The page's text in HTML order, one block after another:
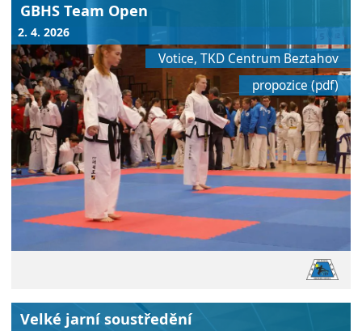
GBHS Team Open
2. 4. 2026
Votice, TKD Centrum Beztahov
propozice (pdf)
Velké jarní soustředění